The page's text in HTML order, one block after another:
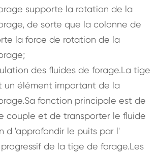
supporte la rotation de la
de sorte que la colonne de
la force de rotation de la
des fluides de forage.La tige
un élément important de la
fonction principale est de
couple et de transporter le fluide
d 'approfondir le puits par l'
de la tige de forage.Les